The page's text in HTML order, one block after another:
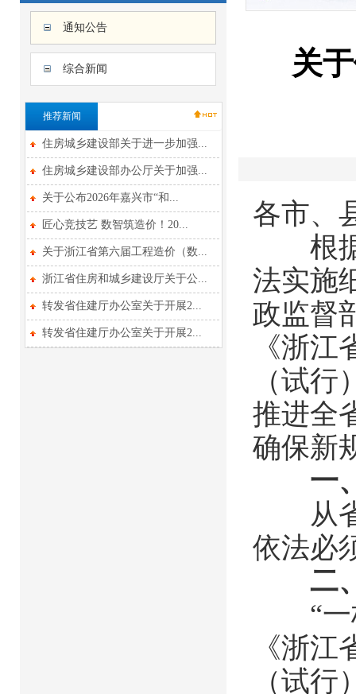
通知公告
综合新闻
推荐新闻
住房城乡建设部关于进一步加强...
住房城乡建设部办公厅关于加强...
关于公布2026年嘉兴市“和...
匠心竞技艺 数智筑造价！20...
关于浙江省第六届工程造价（数...
浙江省住房和城乡建设厅关于公...
转发省住建厅办公室关于开展2...
转发省住建厅办公室关于开展2...
关
各市、
根据
法实施
政监督
《浙
（试
推进全
确保新
一
从省
依法必
二
“一标
《浙
（试